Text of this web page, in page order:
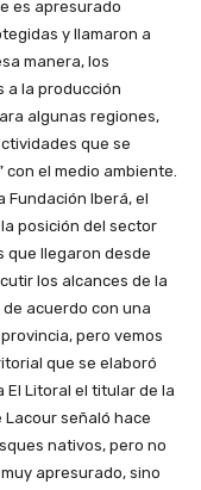
es apresurado
y llamaron a
manera, los
a la producción
algunas regiones,
que se
con el medio ambiente.
Fundación Iberá, el
posición del sector
que llegaron desde
los alcances de la
acuerdo con una
pero vemos
que se elaboró
El Litoral el titular de la
Lacour señaló hace
nativos, pero no
apresurado, sino